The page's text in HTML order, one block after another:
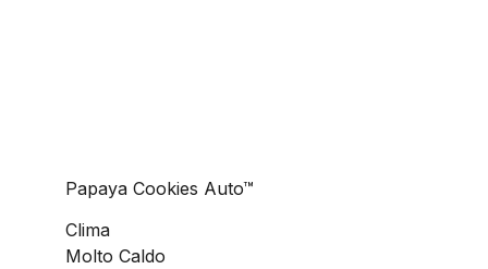
Papaya Cookies Auto™
Clima
Molto Caldo